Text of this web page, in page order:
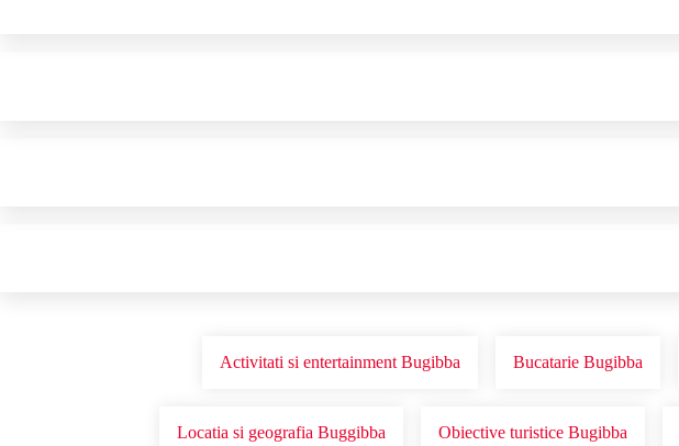
Activitati si entertainment Bugibba Bucatarie Bugibba
Locatia si geografia Buggibba Obiective turistice Bugibba